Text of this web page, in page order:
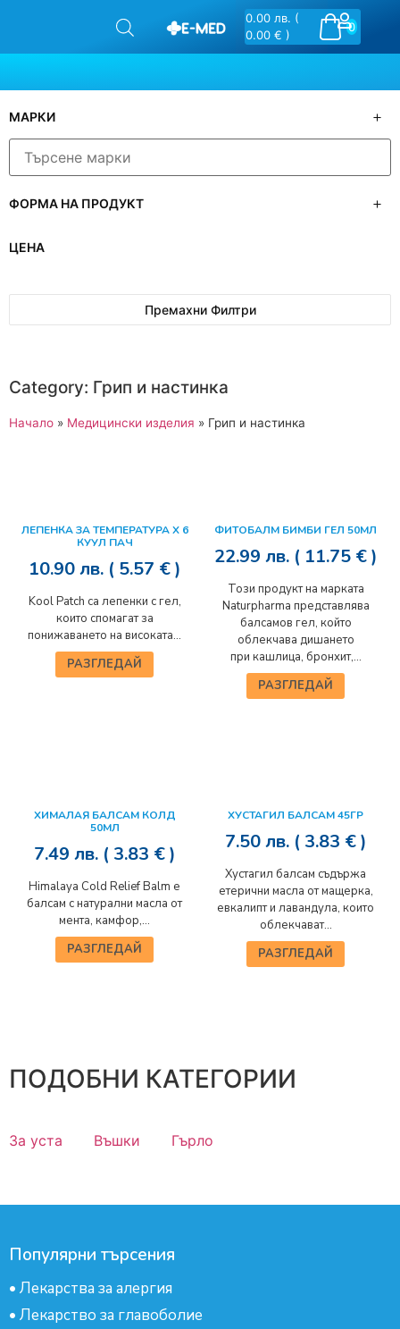
0
0.00 лв. (
0.00 € )
МАРКИ
ФОРМА НА ПРОДУКТ
ЦЕНА
Премахни Филтри
Category: Грип и настинка
Начало » Медицински изделия » Грип и настинка
ЛЕПЕНКА ЗА ТЕМПЕРАТУРА Х 6
КУУЛ ПАЧ
10.90лв. ( 5.57 € )
Kool Patch са лепенки с гел,
които спомагат за
понижаването на високата...
РАЗГЛЕДАЙ
ФИТОБАЛМ БИМБИ ГЕЛ 50МЛ
22.99 лв. ( 11.75 € )
Този продукт на марката
Naturpharma представлява
балсамов гел, който
облекчава дишането
при кашлица, бронхит,...
РАЗГЛЕДАЙ
ХИМАЛАЯ БАЛСАМ КОЛД
50МЛ
7.49 лв. ( 3.83 € )
Himalaya Cold Relief Balm е
балсам с натурални масла от
мента, камфор,...
РАЗГЛЕДАЙ
ХУСТАГИЛ БАЛСАМ 45ГР
7.50лв. ( 3.83 € )
Хустагил балсам съдържа
етерични масла от мащерка,
евкалипт и лавандула, които
облекчават...
РАЗГЛЕДАЙ
ПОДОБНИ КАТЕГОРИИ
За уста Въшки Гърло
Популярни търсения
• Лекарства за алергия
• Лекарство за главоболие